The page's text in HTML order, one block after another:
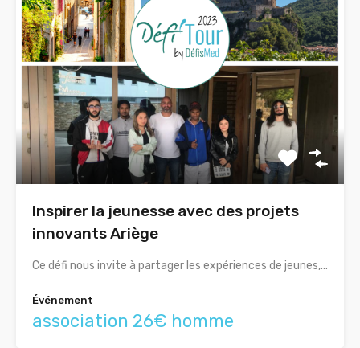
Inspirer la jeunesse avec des projets
innovants Ariège
Ce défi nous invite à partager les expériences de jeunes,…
Événement
association 26€ homme